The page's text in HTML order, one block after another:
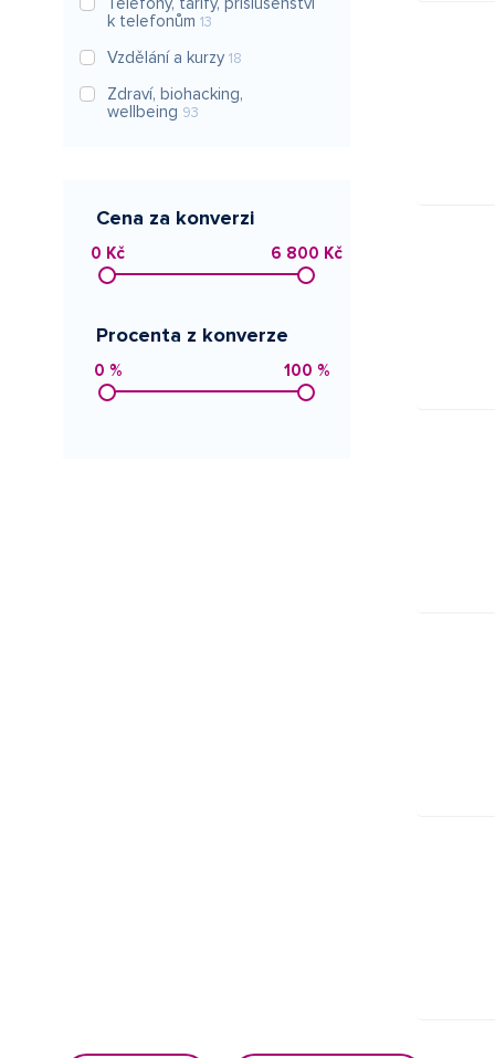
k telefonům 13
Vzdělání a kurzy 18
Zdraví, biohacking,
wellbeing 93
Cena za konverzi
0 Kč 6 800 Kč
Procenta z konverze
0 % 100 %